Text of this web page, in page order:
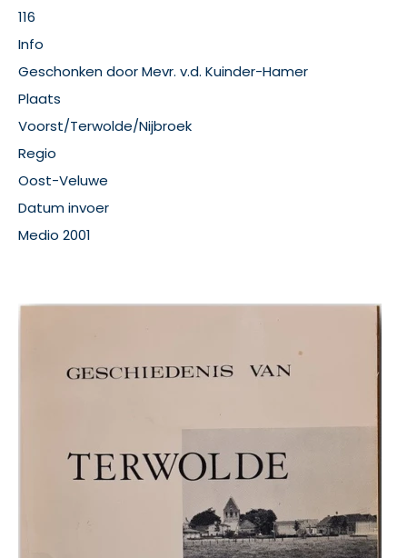
116
Info
Geschonken door Mevr. v.d. Kuinder-Hamer
Plaats
Voorst/Terwolde/Nijbroek
Regio
Oost-Veluwe
Datum invoer
Medio 2001